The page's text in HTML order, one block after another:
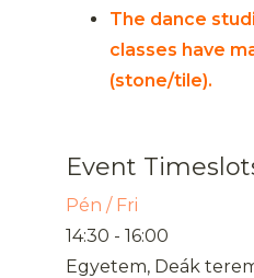
The dance
classes have
(stone/tile).
Event
Pén / Fri
14:30 - 16:00
Egyetem, Deák